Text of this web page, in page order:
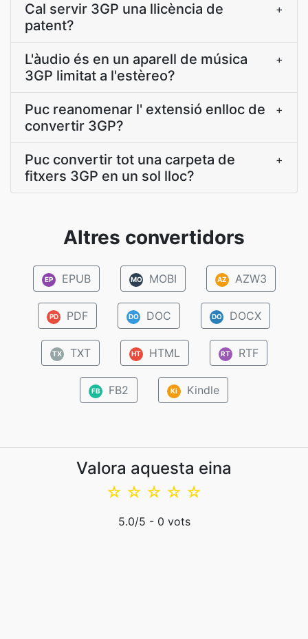
Cal servir 3GP una llicència de
patent?
+
L'àudio és en un aparell de música
3GP limitat a l'estèreo?
+
Puc reanomenar l' extensió enlloc de
convertir 3GP?
+
Puc convertir tot una carpeta de
fitxers 3GP en un sol lloc?
+
Altres convertidors
EP EPUB MO MOBI AZ AZW3
PD PDF DO DOC DO DOCX
TX TXT HT HTML RT RTF
FB FB2 Ki Kindle
Valora aquesta eina
☆
☆
☆
☆
☆
5.0/5 - 0 vots